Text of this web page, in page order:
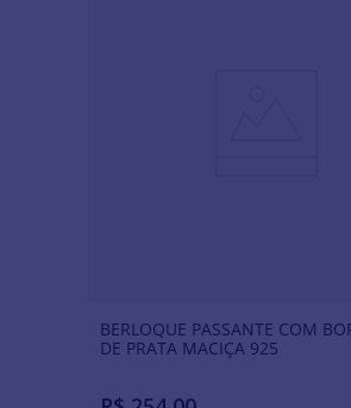
BERLOQUE PASSANTE COM
DE PRATA MACIÇA 925